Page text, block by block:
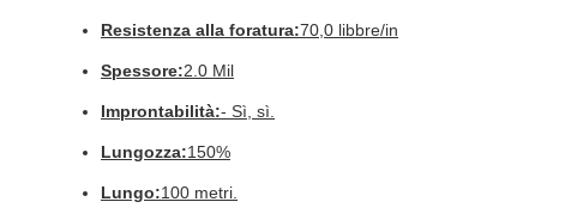
Resistenza alla foratura:70,0 libbre/in
Spessore:2.0 Mil
Improntabilità:- Sì, sì.
Lungozza:150%
Lungo:100 metri.